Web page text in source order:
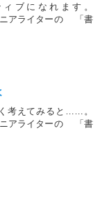
ブになれます。
イターの 「書
考えてみると……。
イターの 「書